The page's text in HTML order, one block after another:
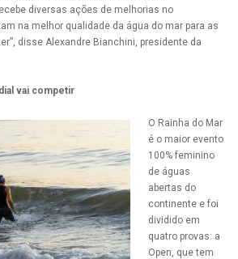
diversas ações de melhorias no
na melhor qualidade da água do mar para as
disse Alexandre Bianchini, presidente da
vai competir
O Rainha do Mar
é o maior evento
100% feminino
de águas
abertas do
continente e foi
dividido em
quatro provas: a
Open, que tem